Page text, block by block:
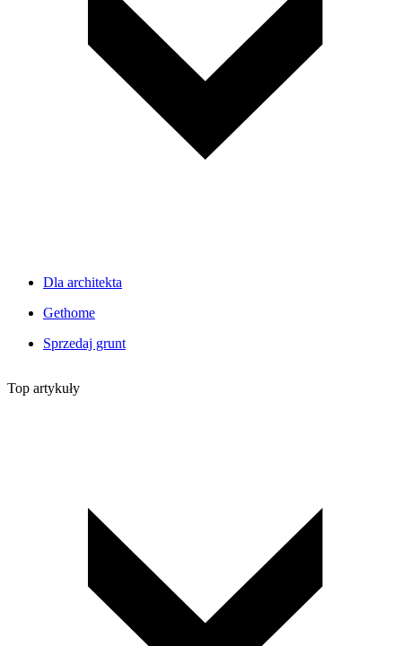
Dla architekta
Gethome
Sprzedaj grunt
Top artykuły